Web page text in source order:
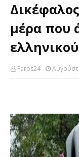
μέρα που
Faros24